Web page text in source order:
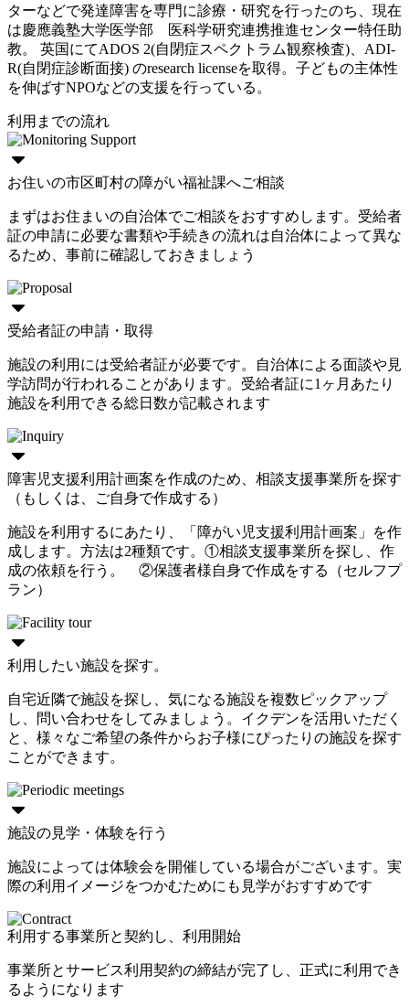
ターなどで発達障害を専門に診療・研究を行ったのち、現在
は慶應義塾大学医学部 医科学研究連携推進センター特任助
教。 英国にてADOS 2(自閉症スペクトラム観察検査)、ADI-
R(自閉症診断面接) のresearch licenseを取得。子どもの主体性
を伸ばすNPOなどの支援を行っている。
利用までの流れ
お住いの市区町村の障がい福祉課へご相談
まずはお住まいの自治体でご相談をおすすめします。受給者
証の申請に必要な書類や手続きの流れは自治体によって異な
るため、事前に確認しておきましょう
受給者証の申請・取得
施設の利用には受給者証が必要です。自治体による面談や見
学訪問が行われることがあります。受給者証に1ヶ月あたり
施設を利用できる総日数が記載されます
障害児支援利用計画案を作成のため、相談支援事業所を探す
（もしくは、ご自身で作成する）
施設を利用するにあたり、「障がい児支援利用計画案」を作
成します。方法は2種類です。①相談支援事業所を探し、作
成の依頼を行う。 ②保護者様自身で作成をする（セルフプ
ラン）
利用したい施設を探す。
自宅近隣で施設を探し、気になる施設を複数ピックアップ
し、問い合わせをしてみましょう。イクデンを活用いただく
と、様々なご希望の条件からお子様にぴったりの施設を探す
ことができます。
施設の見学・体験を行う
施設によっては体験会を開催している場合がございます。実
際の利用イメージをつかむためにも見学がおすすめです
利用する事業所と契約し、利用開始
事業所とサービス利用契約の締結が完了し、正式に利用でき
るようになります